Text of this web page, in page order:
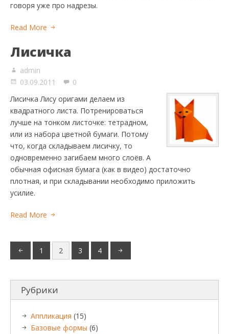
говоря уже про надрезы.
Read More
Лисичка
admin
03.09.2011
0
Лисичка Лису оригами делаем из
квадратного листа. Потренироваться
лучше на тонком листочке: тетрадном,
или из набора цветной бумаги. Потому
что, когда складываем лисичку, то
одновременно загибаем много слоёв. А
обычная офисная бумага (как в видео) достаточно
плотная, и при складывании необходимо приложить
усилие.
Read More
1 2 3 4
Рубрики
Аппликация (15)
Базовые формы (6)